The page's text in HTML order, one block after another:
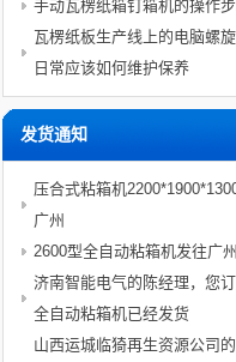
手动瓦楞纸箱钉箱机的操作
瓦楞纸板生产线上的电脑螺
日常应该如何维护保养
发货通知
压合式粘箱机
广州
2600型全自动粘箱机发往广州
济南智能电气的陈经理，您
全自动粘箱机已经发货
山西运城临猗再生资源公司的